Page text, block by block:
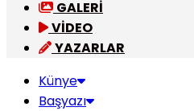
GALERİ
VİDEO
YAZARLAR
Künye
Başyazı